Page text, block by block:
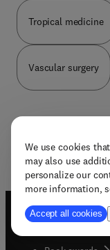
We use cookies
may also use
personalize our
more information,
Accept all cookies
Tropical medicine
Vascular surgery
Useful links